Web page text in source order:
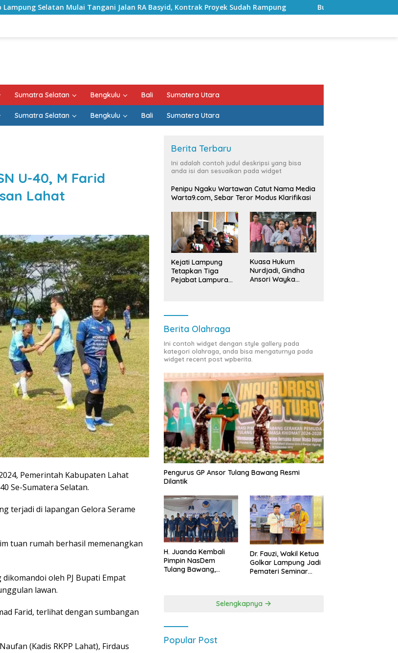
Tangani Jalan RA Basyid, Kontrak Proyek Sudah Rampung Bulan Kemerdekaan, Bupati Lampung
Sumatra Selatan Bengkulu Bali Sumatera Utara
Sumatra Selatan Bengkulu Bali Sumatera Utara
U-40, M Farid
Lahat
Pemerintah Kabupaten Lahat
Se-Sumatera Selatan.
terjadi di lapangan Gelora Serame
tuan rumah berhasil memenangkan
oleh PJ Bupati Empat
lawan.
Farid, terlihat dengan sumbangan
(Kadis RKPP Lahat), Firdaus
Berita Terbaru
Ini adalah contoh judul deskripsi yang bisa
anda isi dan sesuaikan pada widget
Penipu Ngaku Wartawan Catut Nama Media
Warta9.com, Sebar Teror Modus Klarifikasi
Kejati Lampung
Tetapkan Tiga
Pejabat Lampura
Kuasa Hukum
Nurdjadi, Gindha
Ansori Wayka
Berita Olahraga
Ini contoh widget dengan style gallery pada
kategori olahraga, anda bisa mengaturnya pada
widget recent post wpberita.
Pengurus GP Ansor Tulang Bawang Resmi
Dilantik
H. Juanda Kembali
Pimpin NasDem
Tulang Bawang,
Dr. Fauzi, Wakil Ketua
Golkar Lampung Jadi
Pemateri Seminar
Kebangsaan
Selengkapnya
Popular Post